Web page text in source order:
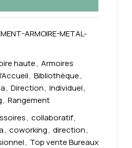
ARMOIRE-METAL-
haute, Armoires
, Bibliothèque,
, Direction, Individuel,
, Rangement
, collaboratif,
, coworking, direction,
, Top vente Bureaux